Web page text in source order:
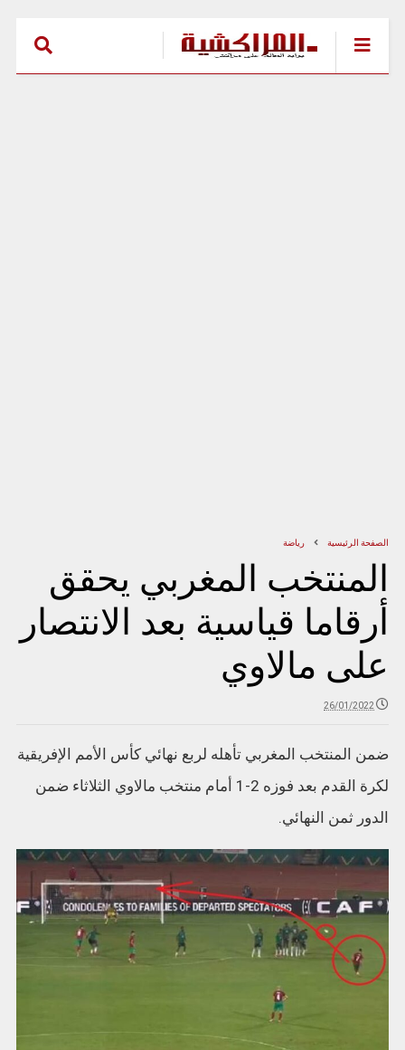
الصفحة الرئيسية رياضة
المنتخب المغربي يحقق
أرقاما قياسية بعد الانتصار
على مالاوي
26/01/2022
ضمن المنتخب المغربي تأهله لربع نهائي كأس الأمم الإفريقية
لكرة القدم بعد فوزه 2-1 أمام منتخب مالاوي الثلاثاء ضمن
الدور ثمن النهائي.